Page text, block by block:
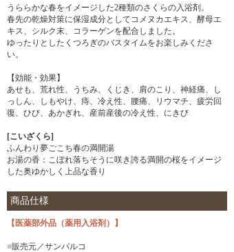
うららかな春をイメージした2種類のさくらの入浴剤。
春先の乾燥対策に保湿成分としてコメヌカエキス、酵母エ
キス、シルク末、コラーゲンを配合しました。
ゆったりとしたくつろぎのバスタイムをお楽しみくださ
い。
【効能・効果】
あせも、荒れ性、うちみ、くじき、肩のこり、神経痛、し
っしん、しもやけ、痔、冷え性、腰痛、リウマチ、疲労回
復、ひび、あかぎれ、産前産後の冷え性、にきび
[こいざくら]
ふんわり夢ごこち春の満開湯
お湯の香：こぼれ落ちそうに咲き誇る満開の桜をイメージ
した奥ゆかしく上品な香り
商品仕様
【医薬部外品（薬用入浴剤）】
■販売元／サンパルコ